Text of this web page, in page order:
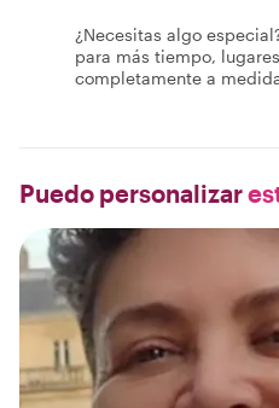
¿Necesitas algo
para más tiempo,
completamente a
Puedo personalizar